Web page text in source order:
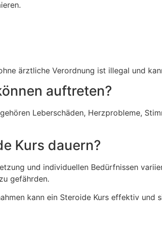
ärztliche Verordnung ist illegal und
auftreten?
Leberschäden, Herzprobleme,
Kurs dauern?
und individuellen Bedürfnissen
gefährden.
kann ein Steroide Kurs effektiv und